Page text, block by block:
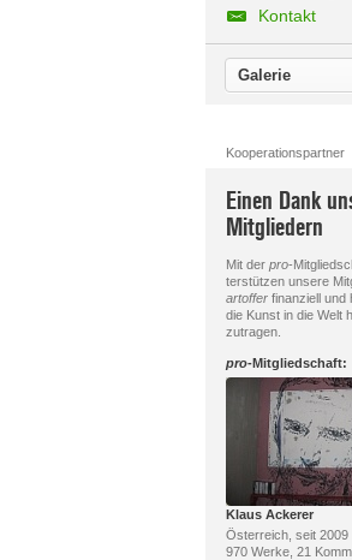
Kontakt
Galerie
Kooperationspartner
Einen Dank
Mitgliedern
Mit der pro-
terstützen unsere
artofferfinanziell und
die Kunst in die Welt
zutragen.
pro-Mitgliedschaft:
Klaus Ackerer
Österreich, seit 2009
970 Werke, 21